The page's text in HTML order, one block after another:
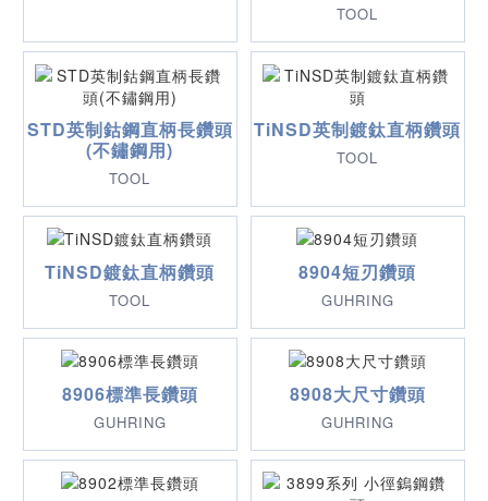
TOOL
STD英制鈷鋼直柄長鑽頭
(不鏽鋼用)
TOOL
TiNSD英制鍍鈦直柄鑽頭
TOOL
TiNSD鍍鈦直柄鑽頭
TOOL
8904短刃鑽頭
GUHRING
8906標準長鑽頭
GUHRING
8908大尺寸鑽頭
GUHRING